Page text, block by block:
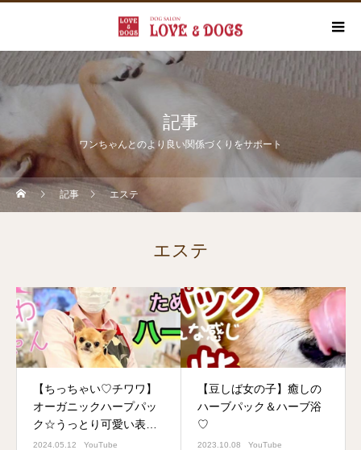
記事
ワンちゃんとのより良い関係づくりをサポート
記事 エステ
エステ
【ちっちゃい♡チワワ】
オーガニックハープパッ
ク☆うっとり可愛い表情
に癒されます！
2024.05.12 YouTube
【豆しば女の子】癒しの
ハーブパック＆ハーブ浴
♡
2023.10.08 YouTube